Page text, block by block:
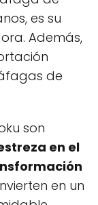
es su
Además,
de
son
en el
en un